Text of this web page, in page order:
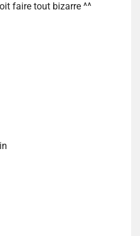
faire tout bizarre ^^